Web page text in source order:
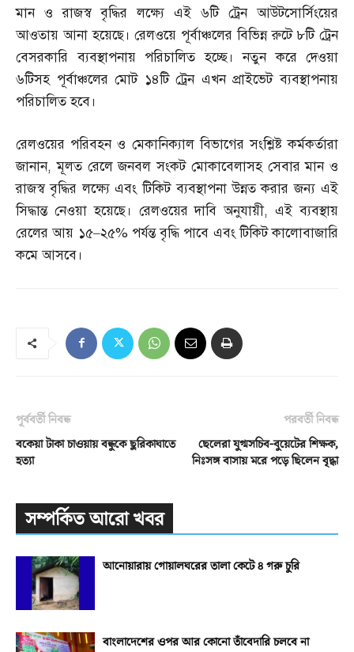
মান ও রাজস্ব বৃদ্ধির লক্ষ্যে এই ৬টি ট্রেন আউটসোর্সিংয়ের
আওতায় আনা হয়েছে। রেলওয়ে পূর্বাঞ্চলের বিভিন্ন রুটে ৮টি ট্রেন
বেসরকারি ব্যবস্থাপনায় পরিচালিত হচ্ছে। নতুন করে দেওয়া
৬টিসহ পূর্বাঞ্চলের মোট ১৪টি ট্রেন এখন প্রাইভেট ব্যবস্থাপনায়
পরিচালিত হবে।
রেলওয়ের পরিবহন ও মেকানিক্যাল বিভাগের সংশ্লিষ্ট কর্মকর্তারা
জানান,মূলত রেলে জনবল সংকট মোকাবেলাসহ সেবার মান ও
রাজস্ব বৃদ্ধির লক্ষ্যে এবং টিকিট ব্যবস্থাপনা উন্নত করার জন্য এই
সিদ্ধান্ত নেওয়া হয়েছে। রেলওয়ের দাবি অনুযায়ী,এই ব্যবস্থায়
রেলের আয় ১৫–২৫% পর্যন্ত বৃদ্ধি পাবে এবং টিকিট কালোবাজারি
কমে আসবে।
পূর্ববর্তী নিবন্ধ
বকেয়া টাকা চাওয়ায় বন্ধুকে ছুরিকাঘাতে
হত্যা
পরবর্তী নিবন্ধ
ছেলেরা যুগ্মসচিব-বুয়েটের শিক্ষক,
নিঃসঙ্গ বাসায় মরে পড়ে ছিলেন বৃদ্ধা
সম্পর্কিত আরো খবর
আনোয়ারায় গোয়ালঘরের তালা কেটে ৪ গরু চুরি
বাংলাদেশের ওপর আর কোনো তাঁবেদারি চলবে না